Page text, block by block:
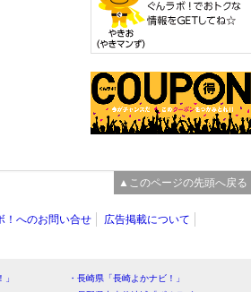
▲このページの先頭へ戻る
！へのお問い合せ
広告掲載について
・長崎県「長崎よかナビ！」